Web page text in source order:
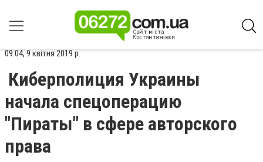
09:04, 9 квітня 2019 р.
Киберполиция Украины
начала спецоперацию
"Пираты" в сфере авторского
права